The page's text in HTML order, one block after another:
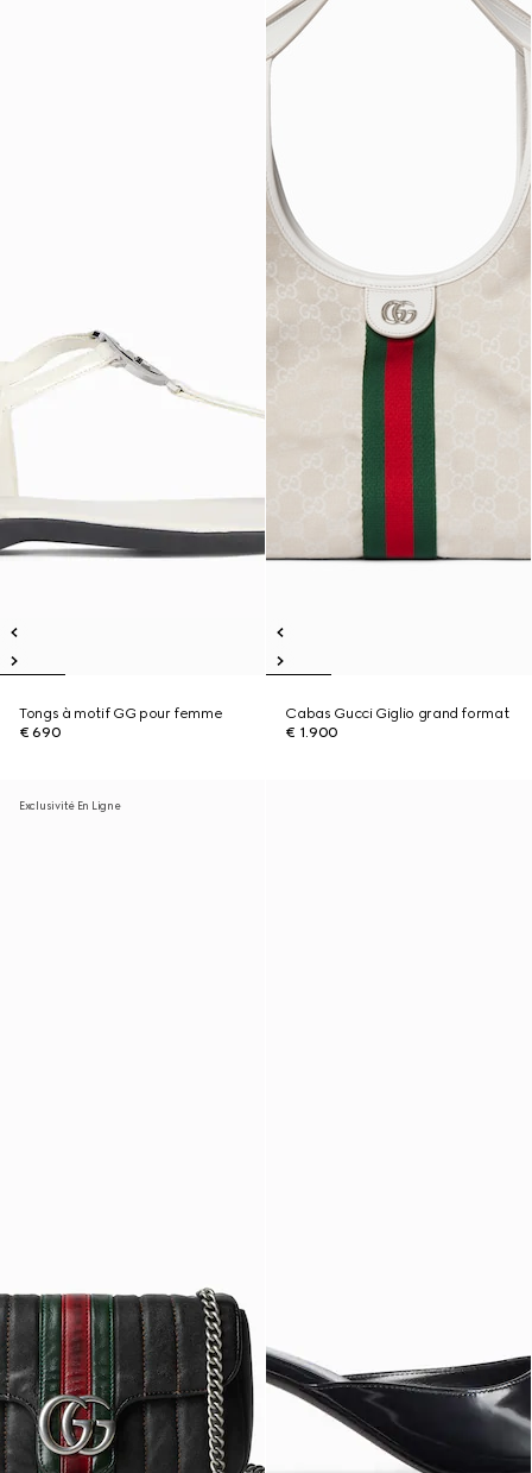
Tongs à motif GG pour femme
€ 690
Cabas Gucci Giglio grand format
€ 1.900
Exclusivité En Ligne